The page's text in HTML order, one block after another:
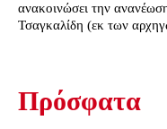
ανακοινώσει την
Τσαγκαλίδη (εκ των
Πρόσφατα